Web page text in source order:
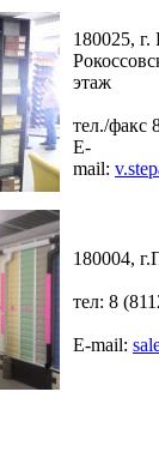
180025, г.
этаж
тел./факс
E-
mail:
180004,
тел: 8
E-mail: